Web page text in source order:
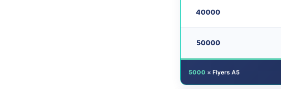
40000
50000
5000 × Flyers A5